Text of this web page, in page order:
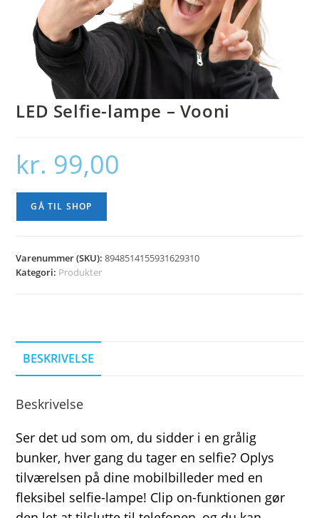
LED Selfie-lampe – Vooni
kr. 99,00
GÅ TIL SHOP
Varenummer (SKU):8948514155931629310
Kategori: Produkter
BESKRIVELSE
Beskrivelse
Ser det ud som om, du sidder i en grålig
bunker, hver gang du tager en selfie? Oplys
tilværelsen på dine mobilbilleder med en
fleksibel selfie-lampe! Clip on-funktionen gør